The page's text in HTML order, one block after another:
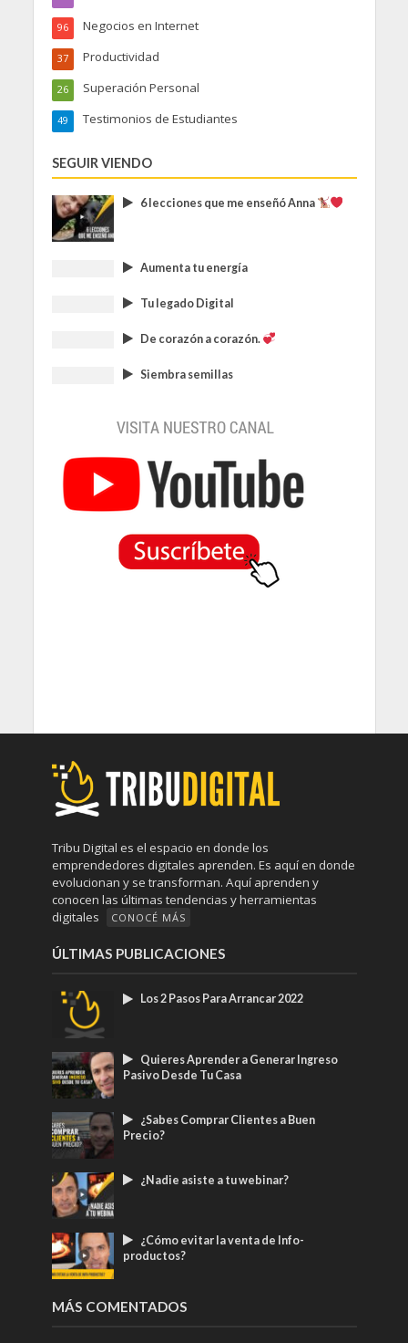
Negocios en Internet
96
Productividad
37
Superación Personal
26
Testimonios de Estudiantes
49
SEGUIR VIENDO
6 lecciones que me enseñó Anna
Aumenta tu energía
Tu legado Digital
De corazón a corazón.
Siembra semillas
Tribu Digital es el espacio en donde los
emprendedores digitales aprenden. Es aquí en donde
evolucionan y se transforman. Aquí aprenden y
conocen las últimas tendencias y herramientas
digitales
CONOCÉ MÁS
ÚLTIMAS PUBLICACIONES
Los 2 Pasos Para Arrancar 2022
Quieres Aprender a Generar Ingreso
Pasivo Desde Tu Casa
¿Sabes Comprar Clientes a Buen
Precio?
¿Nadie asiste a tu webinar?
¿Cómo evitar la venta de Info-
productos?
MÁS COMENTADOS